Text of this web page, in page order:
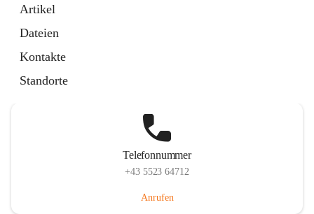
Artikel
Dateien
Kontakte
Standorte
Telefonnummer
+43 5523 64712
Anrufen